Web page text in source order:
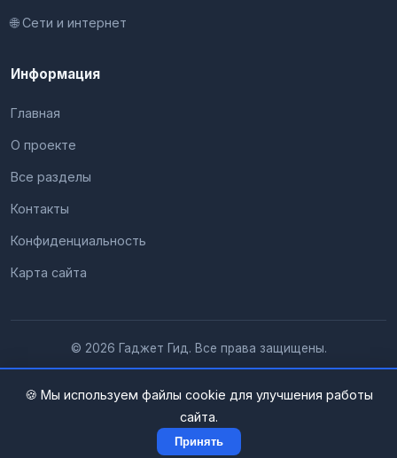
🌐 Сети и интернет
Информация
Главная
О проекте
Все разделы
Контакты
Конфиденциальность
Карта сайта
© 2026 Гаджет Гид. Все права защищены.
🍪 Мы используем файлы cookie для улучшения работы
сайта.
Принять